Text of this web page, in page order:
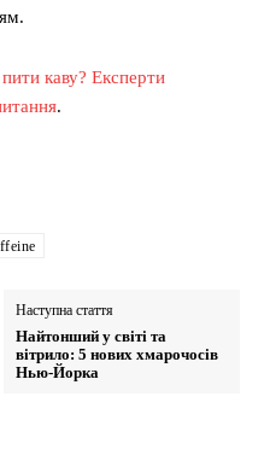
каву? Експерти
.
Наступна стаття
Найтонший у світі та
вітрило: 5 нових хмарочосів
Нью-Йорка